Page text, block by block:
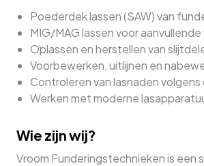
Poederdek lassen (SAW) van
MIG/MAG lassen voor
Oplassen en herstellen van
Voorbewerken, uitlijnen en
Controleren van lasnaden
Werken met moderne
Wie zijn wij?
Vroom Funderingstechnieken is een